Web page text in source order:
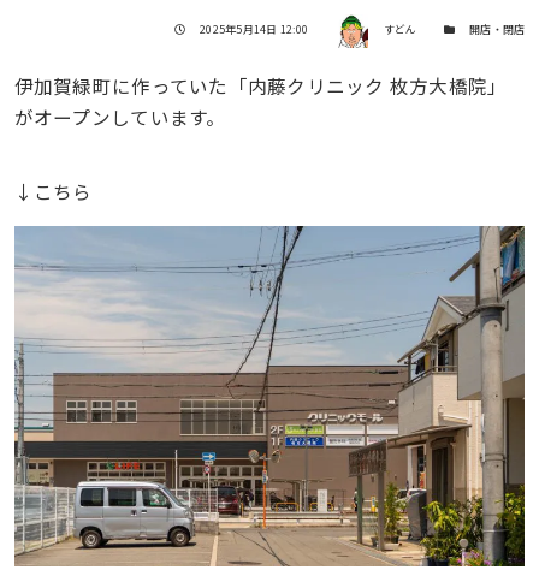
投稿日
2025年5月14日 12:00 著者 すどん カテゴリー開店・閉店
伊加賀緑町に作っていた「内藤クリニック 枚方大橋院」
がオープンしています。
↓こちら